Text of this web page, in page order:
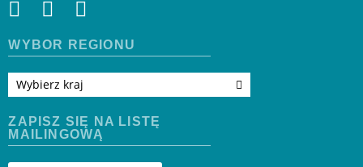
WYBÓR REGIONU
Wybierz kraj
ZAPISZ SIĘ NA LISTĘ
MAILINGOWĄ